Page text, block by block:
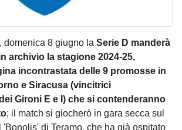
domenica 8 giugno la Serie D manderà
archivio la stagione 2024-25,
incontrastata delle 9 promosse in
e Siracusa (vincitrici
Gironi E e I) che si contenderanno
; il match si giocherò in gara secca sul
'Bonolis' di Teramo, che ha già ospitato